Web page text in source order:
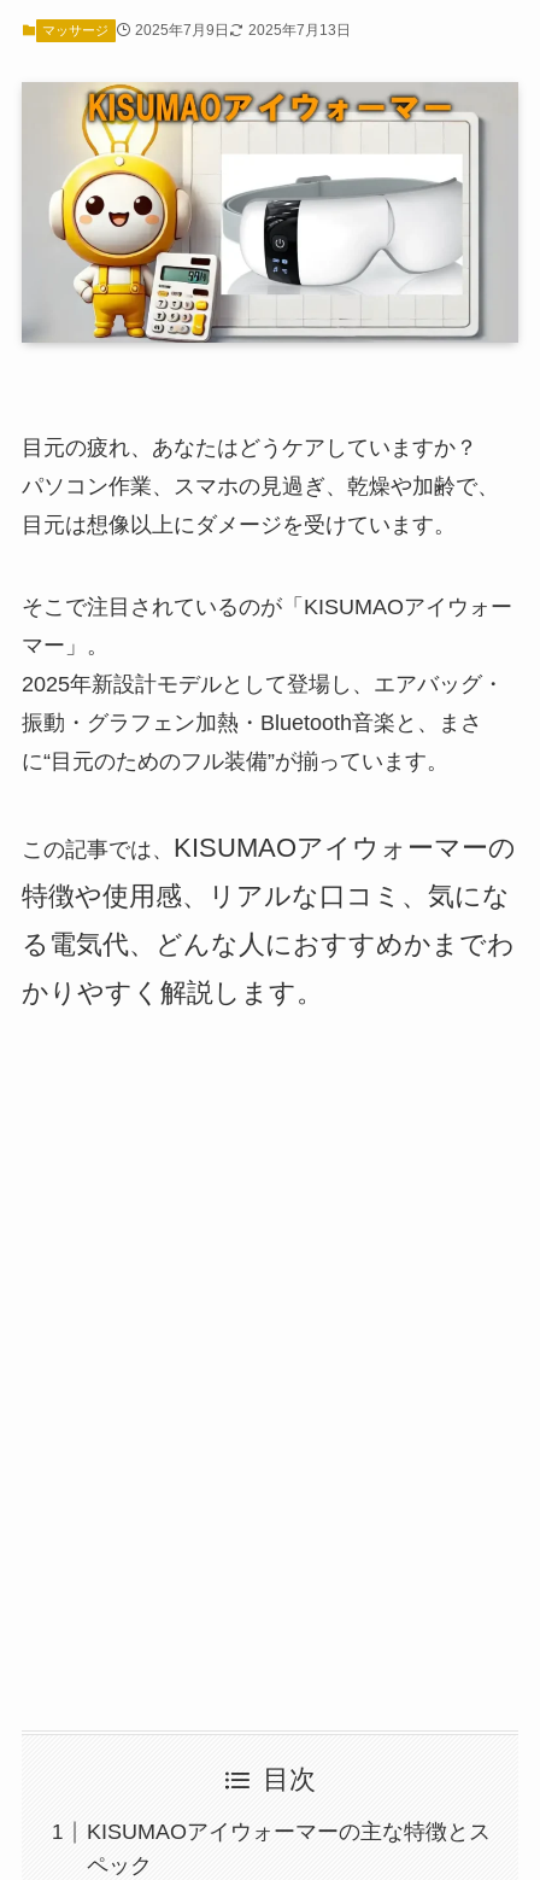
マッサージ 2025年7月9日 2025年7月13日
目元の疲れ、あなたはどうケアしていますか？
パソコン作業、スマホの見過ぎ、乾燥や加齢で、
目元は想像以上にダメージを受けています。
そこで注目されているのが「KISUMAOアイウォー
マー」。
2025年新設計モデルとして登場し、エアバッグ・
振動・グラフェン加熱・Bluetooth音楽と、まさ
に“目元のためのフル装備”が揃っています。
この記事では、 KISUMAOアイウォーマーの
特徴や使用感、リアルな口コミ、気にな
る電気代、どんな人におすすめかまでわ
かりやすく解説します。
目次
KISUMAOアイウォーマーの主な特徴とス
ペック